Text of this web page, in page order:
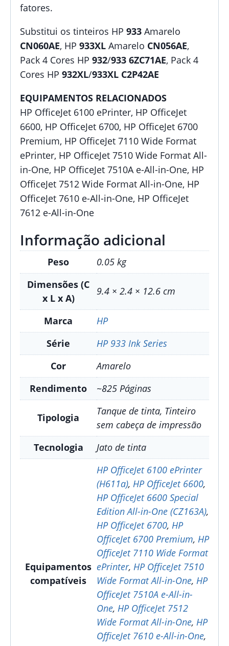
fatores.
Substitui os tinteiros HP 933 Amarelo
CN060AE, HP 933XL Amarelo CN056AE,
Pack 4 Cores HP 932/933 6ZC71AE, Pack 4
Cores HP 932XL/933XL C2P42AE
EQUIPAMENTOS RELACIONADOS
HP OfficeJet 6100 ePrinter, HP OfficeJet
6600, HP OfficeJet 6700, HP OfficeJet 6700
Premium, HP OfficeJet 7110 Wide Format
ePrinter, HP OfficeJet 7510 Wide Format All-
in-One, HP OfficeJet 7510A e-All-in-One, HP
OfficeJet 7512 Wide Format All-in-One, HP
OfficeJet 7610 e-All-in-One, HP OfficeJet
7612 e-All-in-One
Informação adicional
Peso
0.05 kg
Dimensões (C
x L x A)
9.4 × 2.4 × 12.6 cm
Marca
HP
Série
HP 933 Ink Series
Cor
Amarelo
Rendimento
~825 Páginas
Tipologia
Tanque de tinta, Tinteiro
sem cabeça de impressão
Tecnologia
Jato de tinta
Equipamentos
compatíveis
HP OfficeJet 6100 ePrinter
(H611a), HP OfficeJet 6600,
HP OfficeJet 6600 Special
Edition All-in-One (CZ163A),
HP OfficeJet 6700, HP
OfficeJet 6700 Premium, HP
OfficeJet 7110 Wide Format
ePrinter, HP OfficeJet 7510
Wide Format All-in-One, HP
OfficeJet 7510A e-All-in-
One, HP OfficeJet 7512
Wide Format All-in-One, HP
OfficeJet 7610 e-All-in-One,